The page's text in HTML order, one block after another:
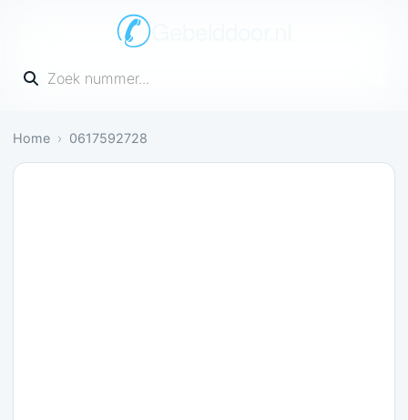
Gebelddoor.nl
Vul een telefoonnummer in
Home 0617592728